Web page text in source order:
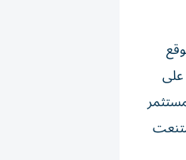
قبل أن يوقع
ذاته على